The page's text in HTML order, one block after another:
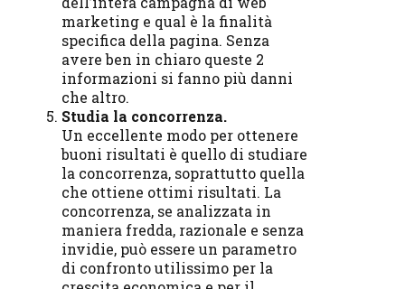
marketing e qual è la finalità
specifica della pagina. Senza
avere ben in chiaro queste 2
informazioni si fanno più danni
che altro.
Studia la concorrenza.
Un eccellente modo per ottenere
buoni risultati è quello di studiare
la concorrenza, soprattutto quella
che ottiene ottimi risultati. La
concorrenza, se analizzata in
maniera fredda, razionale e senza
invidie, può essere un parametro
di confronto utilissimo per la